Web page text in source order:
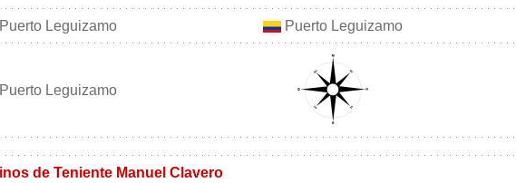
Leguizamo Puerto Leguizamo
Leguizamo
de Teniente Manuel Clavero